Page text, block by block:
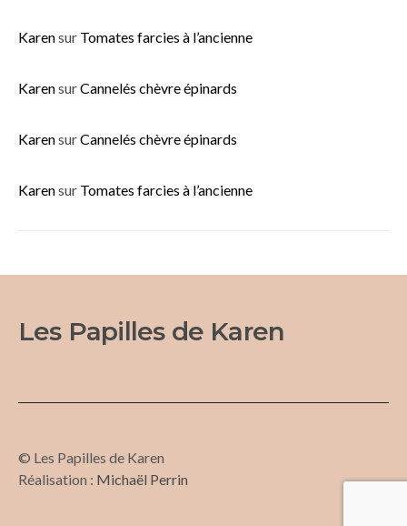
Karensur Tomates farcies à l’ancienne
KarensurCannelés chèvre épinards
KarensurCannelés chèvre épinards
Karensur Tomates farcies à l’ancienne
Les Papilles de Karen
© Les Papilles de Karen
Réalisation : Michaël Perrin